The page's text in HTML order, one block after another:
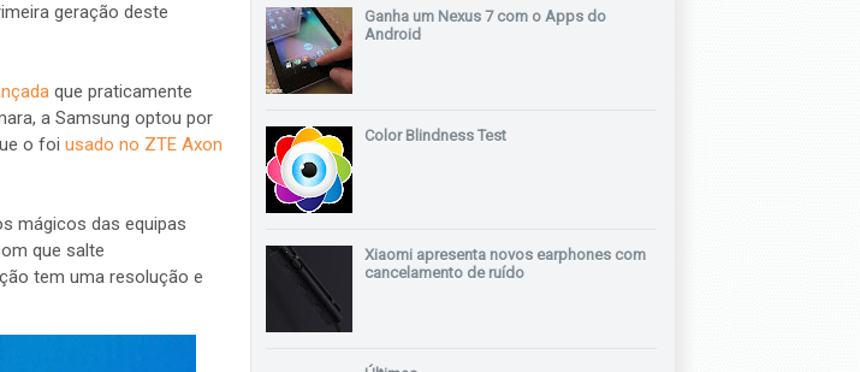
geração deste
que praticamente
a Samsung optou por
o foi usado no ZTE Axon
mágicos das equipas
que salte
tem uma resolução e
Ganha um Nexus 7 com o Apps do
Android
Color Blindness Test
Xiaomi apresenta novos earphones com
cancelamento de ruído